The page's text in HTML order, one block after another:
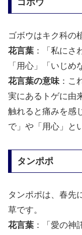
ゴボウはキク科の
花言葉 ：「私にさ
「用心」「いじめ
花言葉の意味：こ
実にあるトゲに由
触れると痛みを感
で」や「用心」と
タンポポ
タンポポは、春先
草です。
花言葉 ：「愛の神